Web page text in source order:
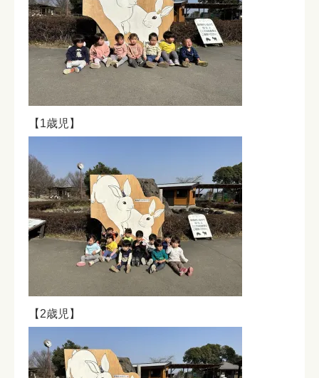
【1歳児】
【2歳児】